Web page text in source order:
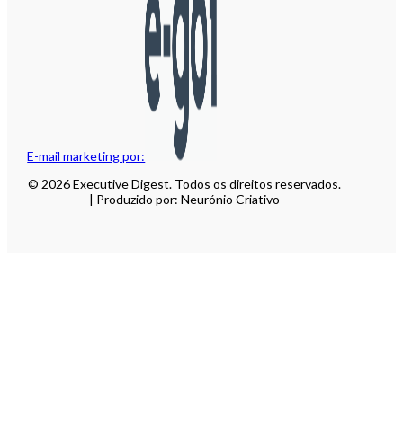
E-mail marketing por:
© 2026 Executive Digest. Todos os direitos reservados.
| Produzido por: Neurónio Criativo